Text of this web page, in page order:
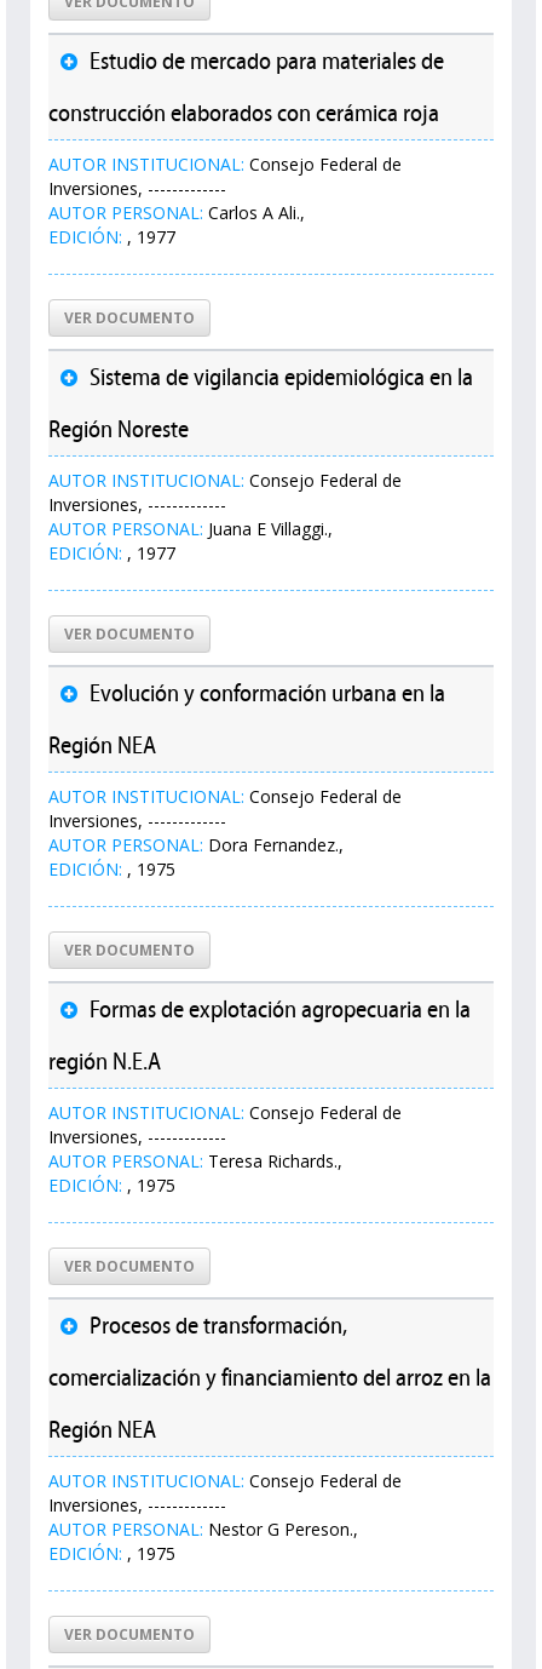
Estudio de mercado para materiales de
construcción elaborados con cerámica roja
AUTOR INSTITUCIONAL: Consejo Federal de
Inversiones, -------------
AUTOR PERSONAL: Carlos A Ali.,
EDICIÓN: , 1977
VER DOCUMENTO
Sistema de vigilancia epidemiológica en la
Región Noreste
AUTOR INSTITUCIONAL: Consejo Federal de
Inversiones, -------------
AUTOR PERSONAL: Juana E Villaggi.,
EDICIÓN: , 1977
VER DOCUMENTO
Evolución y conformación urbana en la
Región NEA
AUTOR INSTITUCIONAL: Consejo Federal de
Inversiones, -------------
AUTOR PERSONAL: Dora Fernandez.,
EDICIÓN: , 1975
VER DOCUMENTO
Formas de explotación agropecuaria en la
región N.E.A
AUTOR INSTITUCIONAL: Consejo Federal de
Inversiones, -------------
AUTOR PERSONAL: Teresa Richards.,
EDICIÓN: , 1975
VER DOCUMENTO
Procesos de transformación,
comercialización y financiamiento del arroz en la
Región NEA
AUTOR INSTITUCIONAL: Consejo Federal de
Inversiones, -------------
AUTOR PERSONAL: Nestor G Pereson.,
EDICIÓN: , 1975
VER DOCUMENTO